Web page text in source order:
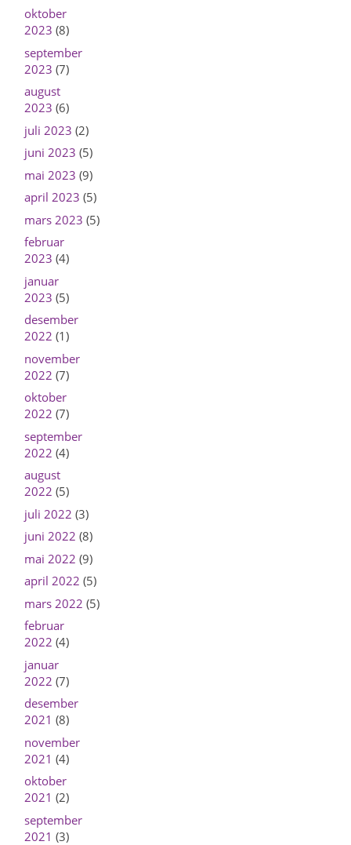
oktober
2023 (8)
september
2023 (7)
august
2023 (6)
juli 2023 (2)
juni 2023 (5)
mai 2023 (9)
april 2023 (5)
mars 2023 (5)
februar
2023 (4)
januar
2023 (5)
desember
2022 (1)
november
2022 (7)
oktober
2022 (7)
september
2022 (4)
august
2022 (5)
juli 2022 (3)
juni 2022 (8)
mai 2022 (9)
april 2022 (5)
mars 2022 (5)
februar
2022 (4)
januar
2022 (7)
desember
2021 (8)
november
2021 (4)
oktober
2021 (2)
september
2021 (3)